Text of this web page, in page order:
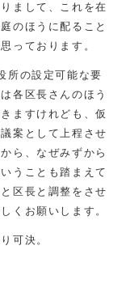
まして、これを在
のほうに配ること
っております。
所の設定可能な要
各区長さんのほう
ますけれども、仮
案として上程させ
ら、なぜみずから
うことも踏まえて
区長と調整をさせ
くお願いします。
可決。